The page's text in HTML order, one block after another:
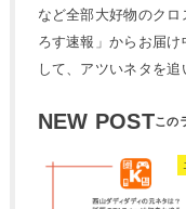
など全部大好物のク
ろす速報」からお届け
して、アツいネタを追
NEW POST